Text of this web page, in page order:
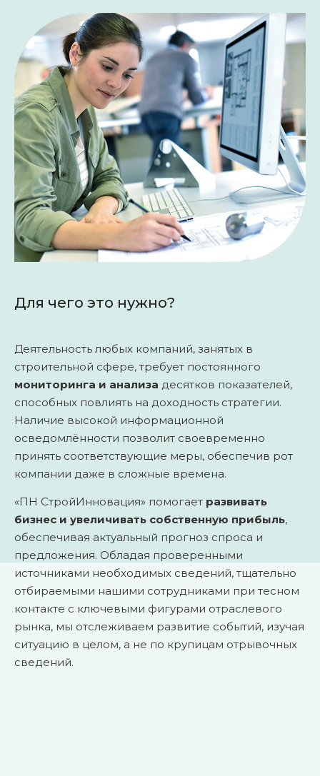
Для чего это нужно?
Деятельность любых компаний, занятых в
строительной сфере, требует постоянного
мониторинга и анализа десятков показателей,
способных повлиять на доходность стратегии.
Наличие высокой информационной
осведомлённости позволит своевременно
принять соответствующие меры, обеспечив рот
компании даже в сложные времена.
«ПН СтройИнновация» помогает развивать
бизнес и увеличивать собственную прибыль,
обеспечивая актуальный прогноз спроса и
предложения. Обладая проверенными
источниками необходимых сведений, тщательно
отбираемыми нашими сотрудниками при тесном
контакте с ключевыми фигурами отраслевого
рынка, мы отслеживаем развитие событий, изучая
ситуацию в целом, а не по крупицам отрывочных
сведений.